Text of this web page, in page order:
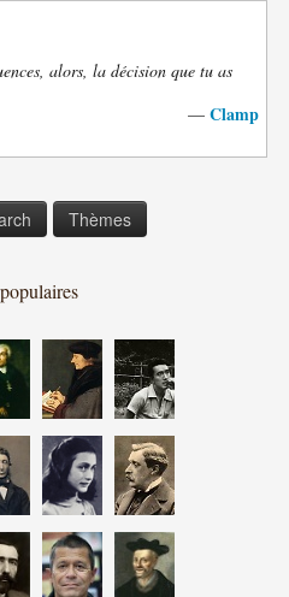
alors, la décision que tu as
— Clamp
Thèmes